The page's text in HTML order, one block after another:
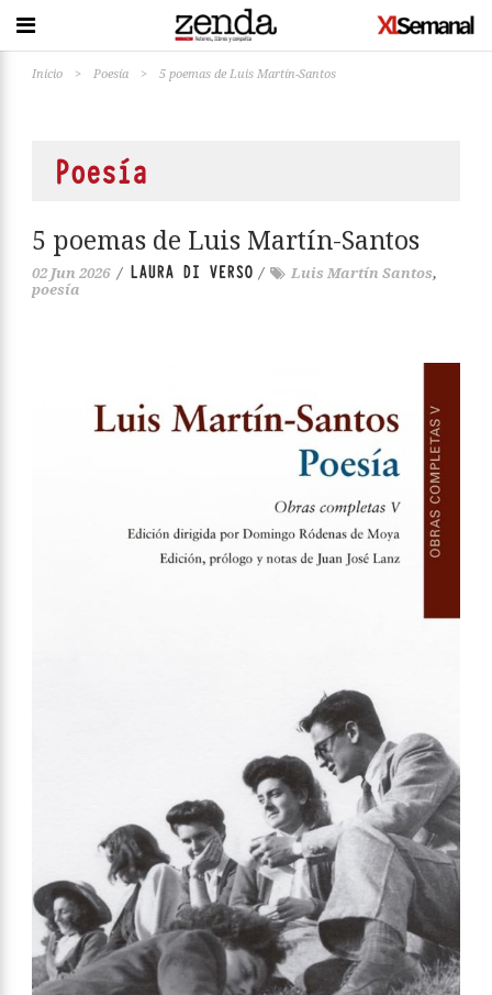
Inicio > Poesía > 5 poemas de Luis Martín-Santos
Poesía
5 poemas de Luis Martín-Santos
02 Jun 2026 / LAURA DI VERSO / Luis Martín Santos,
poesía